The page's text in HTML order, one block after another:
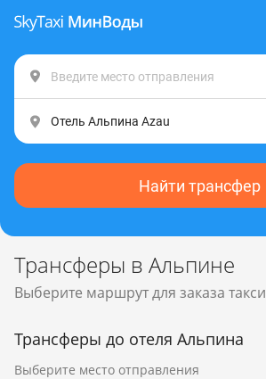
Найти трансфер
Трансферы в Альпине
Выберите маршрут для заказа такси
Трансферы до отеля Альпина
Выберите место отправления